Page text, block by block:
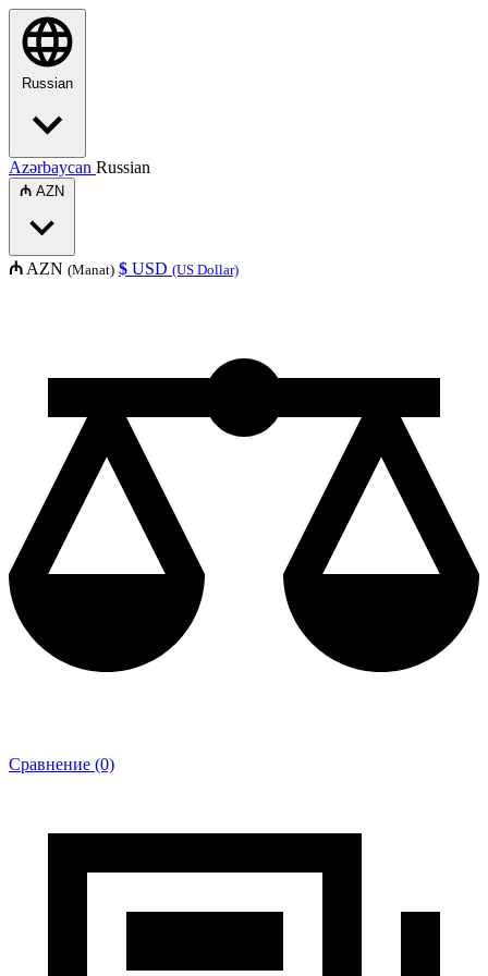
Russian
Azərbaycan Russian
₼ AZN
₼ AZN (Manat) $ USD (US Dollar)
Сравнение (0)